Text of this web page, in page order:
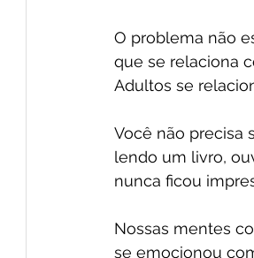
O problema não
que se relaciona
Adultos se
Você não precisa
lendo um livro,
nunca ficou
Nossas mentes
se emocionou